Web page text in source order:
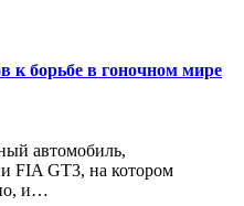
к борьбе в гоночном мире
FIA GT3, на котором
и…